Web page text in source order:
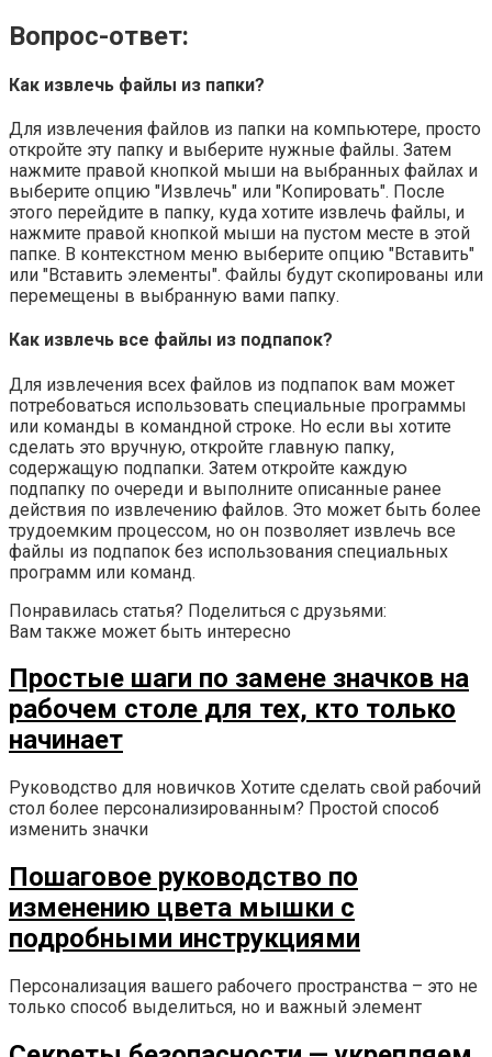
Вопрос-ответ:
Как извлечь файлы из папки?
Для извлечения файлов из папки на компьютере, просто
откройте эту папку и выберите нужные файлы. Затем
нажмите правой кнопкой мыши на выбранных файлах и
выберите опцию "Извлечь" или "Копировать". После
этого перейдите в папку, куда хотите извлечь файлы, и
нажмите правой кнопкой мыши на пустом месте в этой
папке. В контекстном меню выберите опцию "Вставить"
или "Вставить элементы". Файлы будут скопированы или
перемещены в выбранную вами папку.
Как извлечь все файлы из подпапок?
Для извлечения всех файлов из подпапок вам может
потребоваться использовать специальные программы
или команды в командной строке. Но если вы хотите
сделать это вручную, откройте главную папку,
содержащую подпапки. Затем откройте каждую
подпапку по очереди и выполните описанные ранее
действия по извлечению файлов. Это может быть более
трудоемким процессом, но он позволяет извлечь все
файлы из подпапок без использования специальных
программ или команд.
Понравилась статья? Поделиться с друзьями:
Вам также может быть интересно
Простые шаги по замене значков на
рабочем столе для тех, кто только
начинает
Руководство для новичков Хотите сделать свой рабочий
стол более персонализированным? Простой способ
изменить значки
Пошаговое руководство по
изменению цвета мышки с
подробными инструкциями
Персонализация вашего рабочего пространства – это не
только способ выделиться, но и важный элемент